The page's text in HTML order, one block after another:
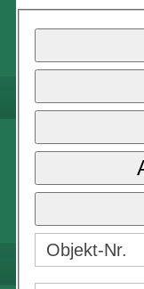
{NAME}
Alle
{NAME}
Verkoop
Lange
{NAME}